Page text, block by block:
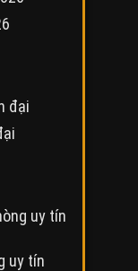
uy tín